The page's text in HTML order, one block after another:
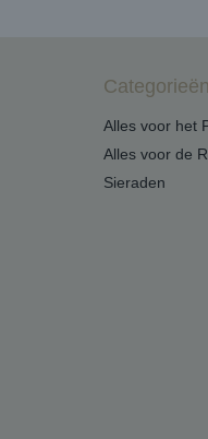
Categorieën
Alles voor het
Alles voor de
Sieraden